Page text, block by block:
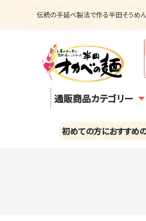
伝統の手延べ製法で作る半田そうめん
通販商品カテゴリー
初めての方におすすめ